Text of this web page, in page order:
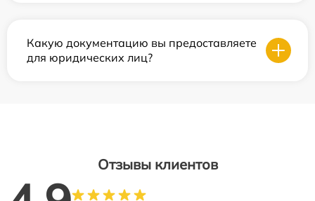
Какую документацию вы предоставляете
для юридических лиц?
Отзывы клиентов